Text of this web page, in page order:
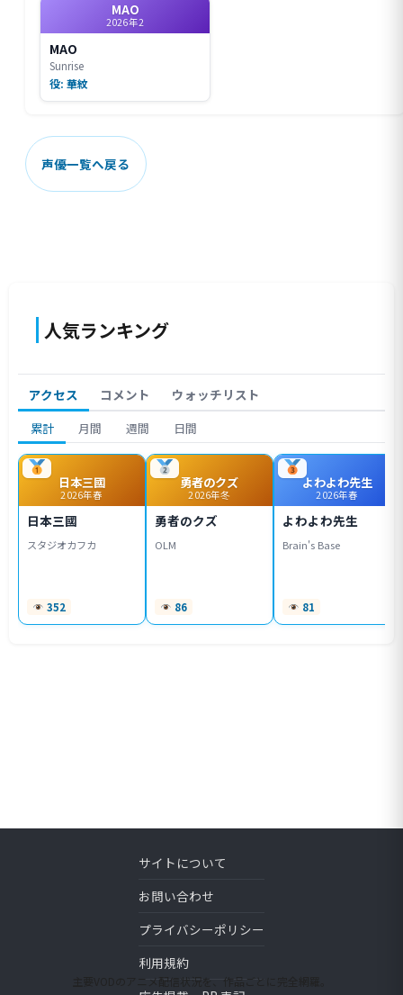
MAO
2026年2
MAO
Sunrise
役: 華紋
声優一覧へ戻る
人気ランキング
アクセス コメント ウォッチリスト
累計 月間 週間 日間
日本三國
2026年春
日本三國
スタジオカフカ
352
勇者のクズ
2026年冬
勇者のクズ
OLM
86
よわよわ先生
2026年春
よわよわ先生
Brain's Base
81
主要VODのアニメ配信状況を、作品ごとに完全網羅。
サイトについて
お問い合わせ
プライバシーポリシー
利用規約